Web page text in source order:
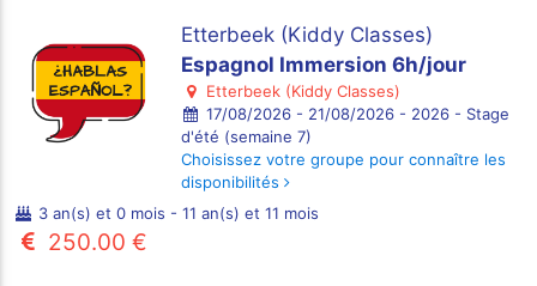
Etterbeek (Kiddy Classes)
Espagnol Immersion 6h/jour
Etterbeek (Kiddy Classes)
17/08/2026 - 21/08/2026 - 2026 - Stage
d'été (semaine 7)
Choisissez votre groupe pour connaître les
disponibilités
3 an(s) et 0 mois - 11 an(s) et 11 mois
250.00 €